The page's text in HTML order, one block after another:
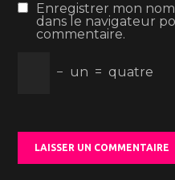
Enregistrer mon
dans le navigateur
commentaire.
− un = quatre